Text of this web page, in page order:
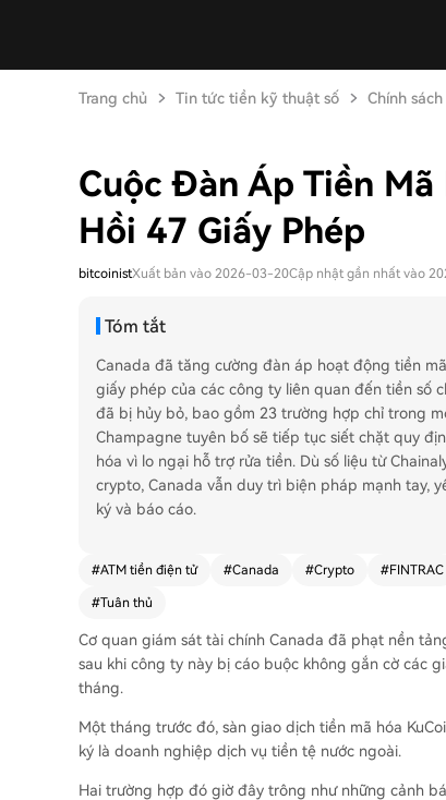
Trang chủ Tin tức tiền kỹ thuật số Chính
Cuộc Đàn Áp Tiền Mã
Hồi 47 Giấy Phép
bitcoinistXuất bản vào 2026-03-20Cập nhật gần nhất vào
Tóm tắt
Canada đã tăng cường đàn áp hoạt động tiền
giấy phép của các công ty liên quan đến tiền số
đã bị hủy bỏ, bao gồm 23 trường hợp chỉ trong
Champagne tuyên bố sẽ tiếp tục siết chặt quy
hóa vì lo ngại hỗ trợ rửa tiền. Dù số liệu từ
crypto, Canada vẫn duy trì biện pháp mạnh tay,
ký và báo cáo.
#ATM tiền điện tử #Canada #Crypto #FINTRAC
#Tuân thủ
Cơ quan giám sát tài chính Canada đã phạt nền
sau khi công ty này bị cáo buộc không gắn cờ các
tháng.
Một tháng trước đó, sàn giao dịch tiền mã hóa
ký là doanh nghiệp dịch vụ tiền tệ nước ngoài.
Hai trường hợp đó giờ đây trông như những cảnh